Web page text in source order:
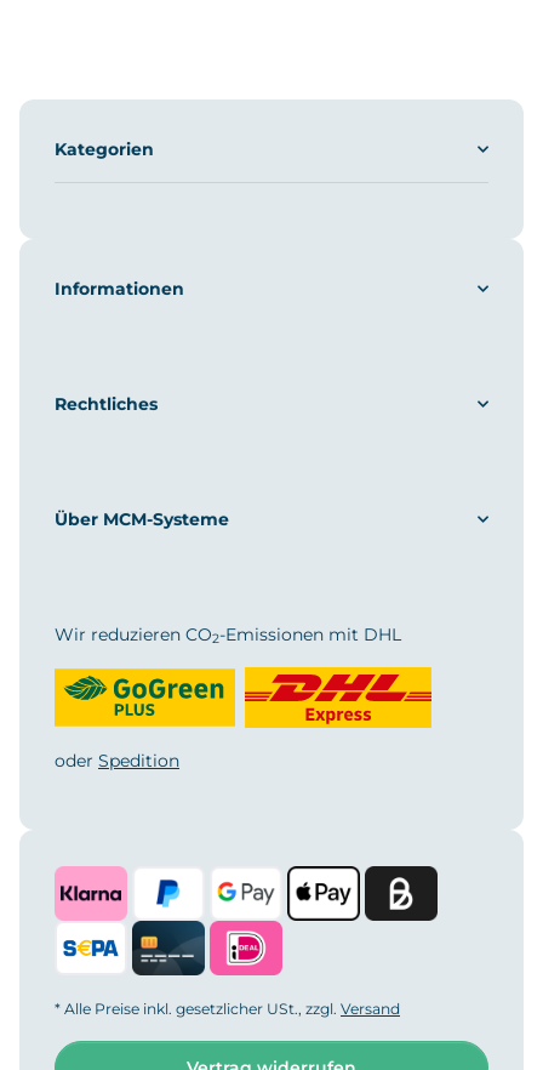
Kategorien
Informationen
Rechtliches
Über MCM-Systeme
Wir reduzieren CO2-Emissionen mit DHL
oder Spedition
* Alle Preise inkl. gesetzlicher USt., zzgl. Versand